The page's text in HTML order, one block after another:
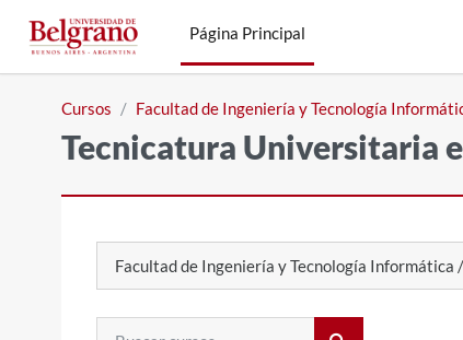
Página Principal
Cursos Facultad de Ingeniería y Tecnología
Tecnicatura Universitaria
Categorías